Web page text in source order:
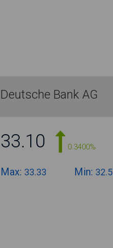
Deutsche Bank AG
33.10 0.3400%
Max: 33.33 Min: